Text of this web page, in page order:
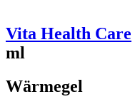
Vita Health Care
ml
Wärmegel